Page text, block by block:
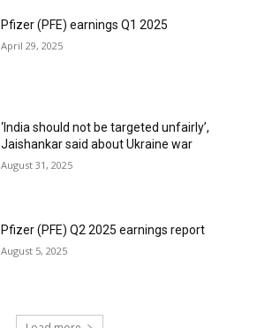
Pfizer (PFE) earnings Q1 2025
April 29, 2025
‘India should not be targeted unfairly’,
Jaishankar said about Ukraine war
August 31, 2025
Pfizer (PFE) Q2 2025 earnings report
August 5, 2025